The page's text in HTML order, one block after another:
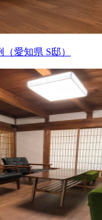
愛知県 S邸）